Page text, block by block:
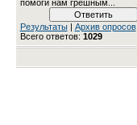
помоги нам грешным...
Результаты| Архив опросов
Всего ответов: 1029